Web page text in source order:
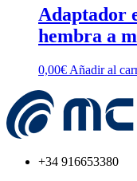
Adaptador
hembra a
0,00€ Añadir al
+34 916653380